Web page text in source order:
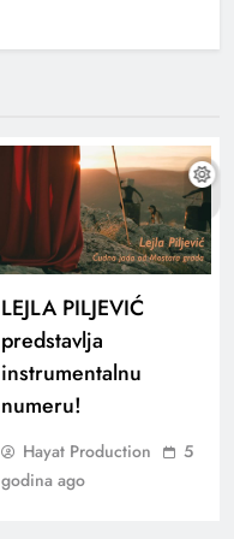
LEJLA PILJEVIĆ
predstavlja
instrumentalnu
numeru!
Hayat Production
5
godina ago